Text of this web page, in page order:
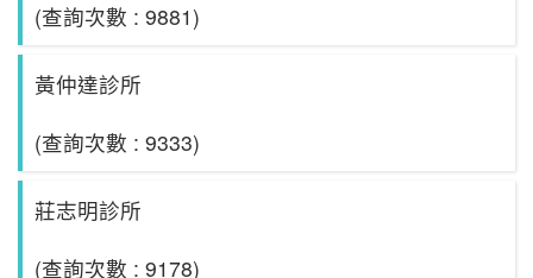
(查詢次數 : 9881)
黃仲達診所
(查詢次數 : 9333)
莊志明診所
(查詢次數 : 9178)